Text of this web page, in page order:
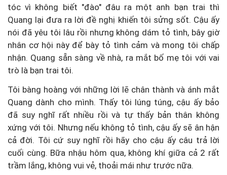
tóc vì không biết "đào" đâu ra một anh bạn trai thì
Quang lại đưa ra lời đề nghị khiến tôi sửng sốt. Cậu ấy
nói đã yêu tôi lâu rồi nhưng không dám tỏ tình, bây giờ
nhân cơ hội này để bày tỏ tình cảm và mong tôi chấp
nhận. Quang sẵn sàng về nhà, ra mắt bố mẹ tôi với vai
trò là bạn trai tôi.
Tôi bàng hoàng với những lời lẽ chân thành và ánh mắt
Quang dành cho mình. Thấy tôi lúng túng, cậu ấy bảo
đã suy nghĩ rất nhiều rồi và tự thấy bản thân không
xứng với tôi. Nhưng nếu không tỏ tình, cậu ấy sẽ ân hận
cả đời. Tôi cứ suy nghĩ rồi hãy cho cậu ấy câu trả lời
cuối cùng. Bữa nhậu hôm qua, không khí giữa cả 2 rất
trầm lắng, không vui vẻ, thoải mái như trước nữa.